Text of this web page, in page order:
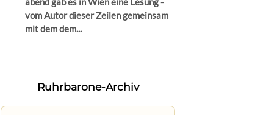
vom Autor dieser Zeilen gemeinsam
mit dem dem...
Ruhrbarone-Archiv